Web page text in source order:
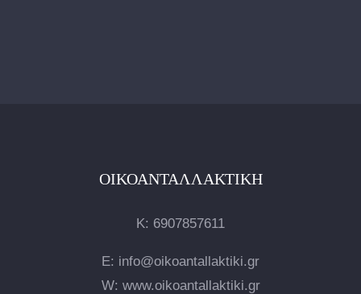
ΟΙΚΟΑΝΤΑΛΛΑΚΤΙΚΉ
Κ: 6907857611
E: info@oikoantallaktiki.gr
W: www.oikoantallaktiki.gr